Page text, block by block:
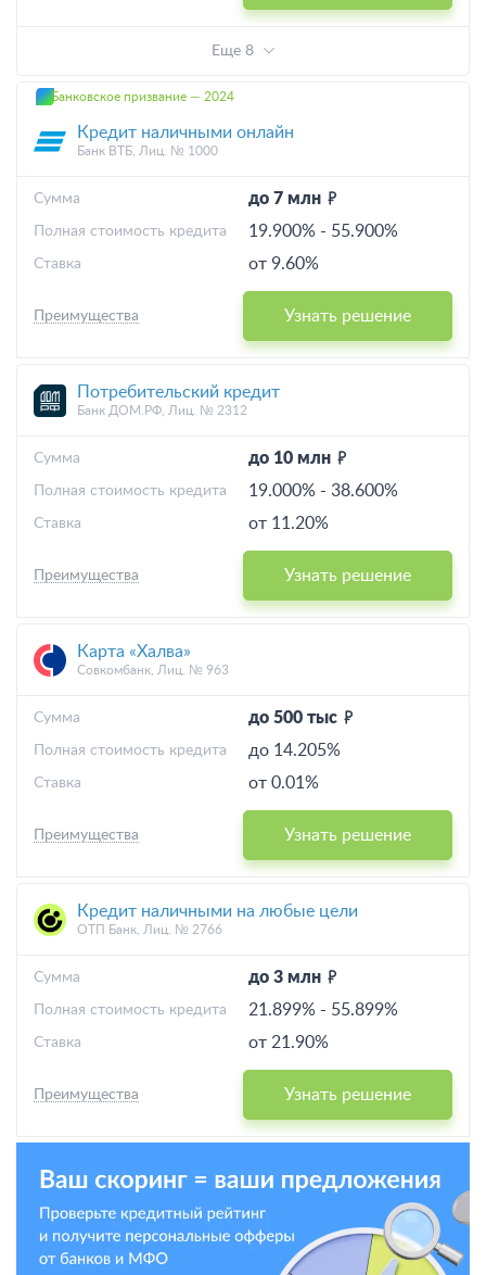
Еще 8
Банковское призвание — 2024
Кредит наличными онлайн
Банк ВТБ, Лиц. № 1000
до 7 млн
Cумма
19.900% - 55.900%
Полная стоимость кредита
от 9.60%
Ставка
Узнать решение
Преимущества
Потребительский кредит
Банк ДОМ.РФ, Лиц. № 2312
до 10 млн
Cумма
19.000% - 38.600%
Полная стоимость кредита
от 11.20%
Ставка
Узнать решение
Преимущества
Карта «Халва»
Совкомбанк, Лиц. № 963
до 500 тыс
Cумма
до 14.205%
Полная стоимость кредита
от 0.01%
Ставка
Узнать решение
Преимущества
Кредит наличными на любые цели
ОТП Банк, Лиц. № 2766
до 3 млн
Cумма
21.899% - 55.899%
Полная стоимость кредита
от 21.90%
Ставка
Узнать решение
Преимущества